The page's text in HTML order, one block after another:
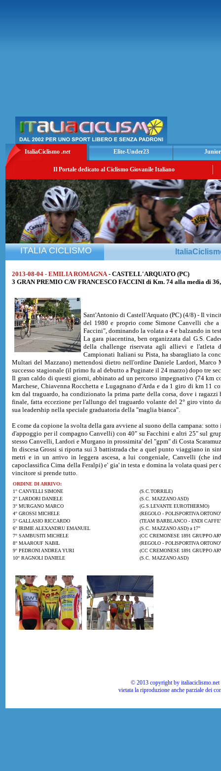
ItaliaCiclismo .net Elite-Under23
Il Portale dedicato al Ciclismo Giovanile Italiano
ITALIA CICLISMO
2013-08-04 - EMILIA ROMAGNA - CASTELL'ARQUATO (PC)
3 GRAN PREMIO CAV FRANCESCO FACCINI di Km. 74 alla media di
Sant'Antonio di Castell'Arquato (PC) (4/8) - Il
del 1980 e proprio come Simone Canvelli che
Faccini", dominando la volata a 4 e balzando in
La gara piacentina, ben organizzata dal G.S.
della challenge riservata agli allievi e l'atleta
Campionati Italiani su Pista, ha sbaragliato la
Multari del Mazzano) mettendosi dietro nell'ordine Daniele Lardori, Marco
successo stagionale (il primo fu al debutto a Puginate il 24 marzo) dopo tre
Il gran caldo di questi giorni, abbinato ad un percorso impegnativo (74 km
Marchese, Chiavenna Rocchetta e Lugagnano d'Arda e da 1 giro di km 11
km dal traguardo, ha condizionato la prima parte della corsa, dove i
finale, fatta eccezione per l'allungo del traguardo volante del 2° giro vinto
sua leadership nella speciale graduatoria della "maglia bianca".
E come da copione la svolta della gara avviene al suono della campana:
d'appoggio per il compagno Canvelli) con 40" su Facchini e altri 25" sul
stesso Canvelli, Lardori e Murgano in prossimita' del "gpm" di Costa
In discesa Grossi si riporta sui 3 battistrada che a quel punto viaggiano in
metri e in un arrivo in leggera ascesa, a lui congeniale, Canvelli (che
capoclassifica Cima della Feralpi) e' gia' in testa e domina la volata quasi
vincitore si prende tutto.
ORDINE DI ARRIVO:
1° CANVELLI SIMONE
(S.C.TORRILE)
2° LARDORI DANIELE
(S.C. MAZZANO ASD)
3° MURGANO MARCO
(G.S.LEVANTE EUROTHERMO)
4° GROSSI MICHELE
(REGOLO - POLISPORTIVA
5° GALLASIO RICCARDO
(TEAM BARBLANCO - ENDI
6° IRIMIE ALEXANDRU EMANUEL
(S.C. MAZZANO ASD) a 17"
7° SAMBUSITI MICHELE
(CC CREMONESE 1891 GRUPPO
8° MAAROUF NABIL
(REGOLO - POLISPORTIVA
9° PEDRONI ANDREA YURI
(CC CREMONESE 1891 GRUPPO
10° RAGNOLI DANIELE
(S.C. MAZZANO ASD)
© 2013 copyright by
vietata la riproduzione anche parziale dei